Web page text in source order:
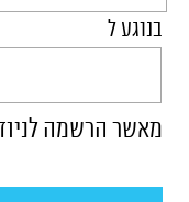
בנוגע ל
מאשר הרשמה